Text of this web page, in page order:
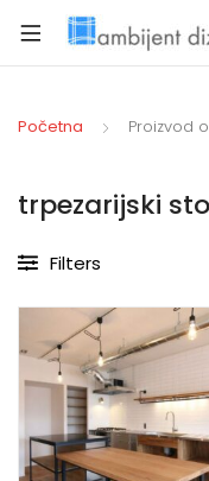
Početna Proizvod
trpezarijski
Filters